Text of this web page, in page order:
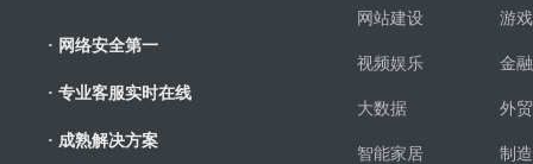
· 网络安全第一
· 专业客服实时在线
· 成熟解决方案
网站建设 游
视频娱乐 金
大数据 外
智能家居 制